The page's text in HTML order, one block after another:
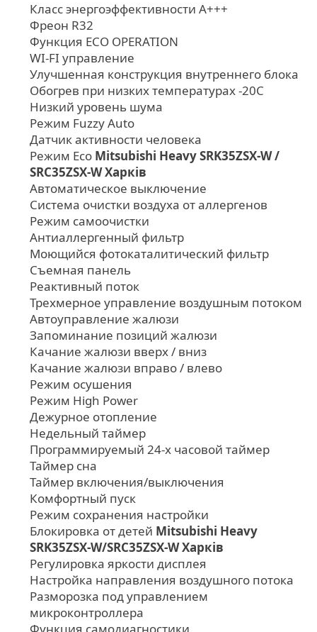
Класс энергоэффективности А+++
Фреон R32
Функция ECO OPERATION
WI-FI управление
Улучшенная конструкция внутреннего блока
Обогрев при низких температурах -20С
Низкий уровень шума
Режим Fuzzy Auto
Датчик активности человека
Режим Eco Mitsubishi Heavy SRK35ZSX-W /
SRC35ZSX-W Харків
Автоматическое выключение
Система очистки воздуха от аллергенов
Режим самоочистки
Антиаллергенный фильтр
Моющийся фотокаталитический фильтр
Съемная панель
Реактивный поток
Трехмерное управление воздушным потоком
Автоуправление жалюзи
Запоминание позиций жалюзи
Качание жалюзи вверх / вниз
Качание жалюзи вправо / влево
Режим осушения
Режим High Power
Дежурное отопление
Недельный таймер
Программируемый 24-х часовой таймер
Таймер сна
Таймер включения/выключения
Комфортный пуск
Режим сохранения настройки
Блокировка от детей Mitsubishi Heavy
SRK35ZSX-W/SRC35ZSX-W Харків
Регулировка яркости дисплея
Настройка направления воздушного потока
Разморозка под управлением
микроконтроллера